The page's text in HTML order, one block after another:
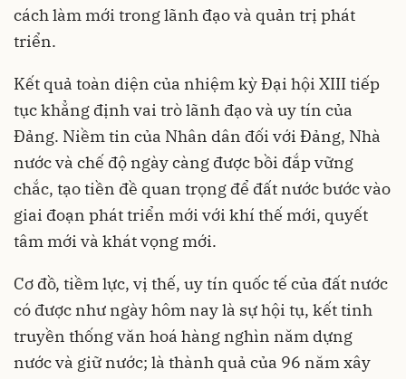
cách làm mới trong lãnh đạo và quản trị phát
triển.
Kết quả toàn diện của nhiệm kỳ Đại hội XIII tiếp
tục khẳng định vai trò lãnh đạo và uy tín của
Đảng. Niềm tin của Nhân dân đối với Đảng, Nhà
nước và chế độ ngày càng được bồi đắp vững
chắc, tạo tiền đề quan trọng để đất nước bước vào
giai đoạn phát triển mới với khí thế mới, quyết
tâm mới và khát vọng mới.
Cơ đồ, tiềm lực, vị thế, uy tín quốc tế của đất nước
có được như ngày hôm nay là sự hội tụ, kết tinh
truyền thống văn hoá hàng nghìn năm dựng
nước và giữ nước; là thành quả của 96 năm xây